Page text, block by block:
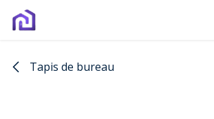
Se rendre au contenu
Tapis de bureau